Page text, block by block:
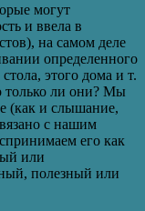
могут
и ввела в
на самом деле
определенного
этого дома и т.
только ли они? Мы
(как и слышание,
с нашим
его как
или
полезный или